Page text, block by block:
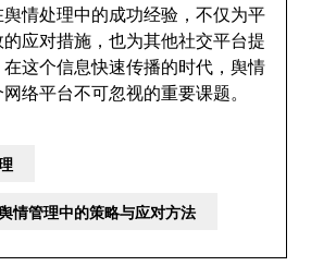
情处理中的成功经验，不仅为平
应对措施，也为其他社交平台提
这个信息快速传播的时代，舆情
络平台不可忽视的重要课题。
情管理中的策略与应对方法